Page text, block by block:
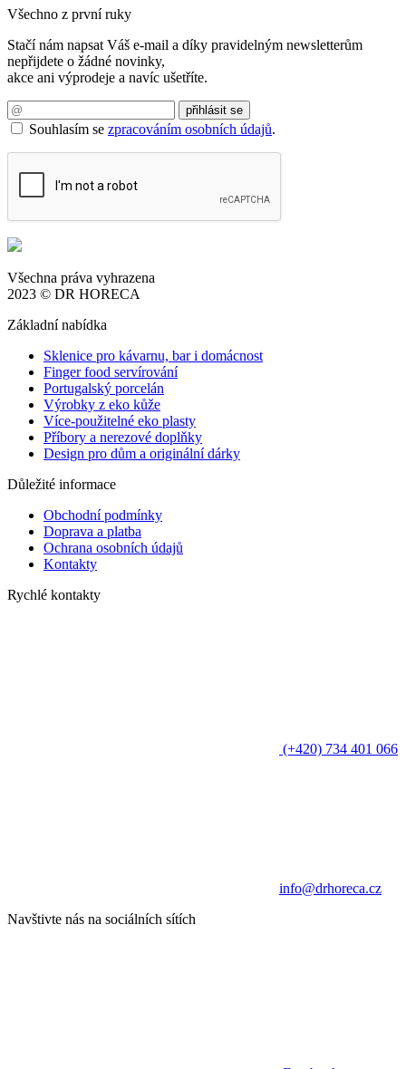
Všechno z první ruky
Stačí nám napsat Váš e-mail a díky pravidelným newsletterům
nepřijdete o žádné novinky,
akce ani výprodeje a navíc ušetříte.
Souhlasím se zpracováním osobních údajů.
Všechna práva vyhrazena
2023 © DR HORECA
Základní nabídka
Sklenice pro kávarnu, bar i domácnost
Finger food servírování
Portugalský porcelán
Výrobky z eko kůže
Více-použitelné eko plasty
Příbory a nerezové doplňky
Design pro dům a originální dárky
Důležité informace
Obchodní podmínky
Doprava a platba
Ochrana osobních údajů
Kontakty
Rychlé kontakty
(+420) 734 401 066
info@drhoreca.cz
Navštivte nás na sociálních sítích